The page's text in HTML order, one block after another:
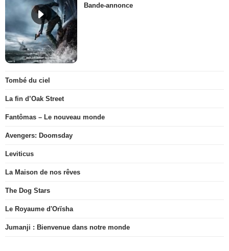
Bande-annonce
Tombé du ciel
La fin d’Oak Street
Fantômas – Le nouveau monde
Avengers: Doomsday
Leviticus
La Maison de nos rêves
The Dog Stars
Le Royaume d'Orïsha
Jumanji : Bienvenue dans notre monde